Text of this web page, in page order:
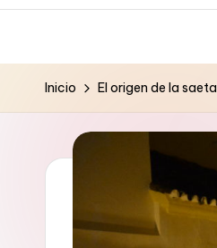
Inicio El origen de la saeta